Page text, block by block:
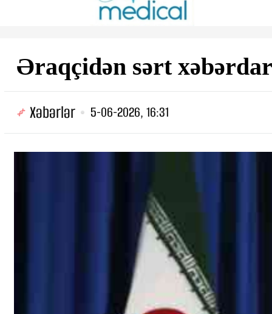
Əraqçidən sərt
Xəbərlər 5-06-2026, 16:31